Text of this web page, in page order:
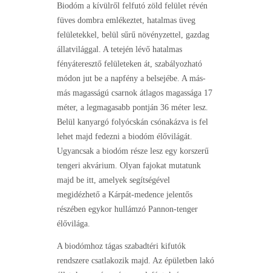
Biodóm a kívülről felfutó zöld felület révén
füves dombra emlékeztet, hatalmas üveg
felületekkel, belül sűrű növényzettel, gazdag
állatvilággal. A tetején lévő hatalmas
fényáteresztő felületeken át, szabályozható
módon jut be a napfény a belsejébe. A más-
más magasságú csarnok átlagos magassága 17
méter, a legmagasabb pontján 36 méter lesz.
Belül kanyargó folyócskán csónakázva is fel
lehet majd fedezni a biodóm élővilágát.
Ugyancsak a biodóm része lesz egy korszerű
tengeri akvárium. Olyan fajokat mutatunk
majd be itt, amelyek segítségével
megidézhető a Kárpát-medence jelentős
részében egykor hullámzó Pannon-tenger
élővilága.
A biodómhoz tágas szabadtéri kifutók
rendszere csatlakozik majd. Az épületben lakó